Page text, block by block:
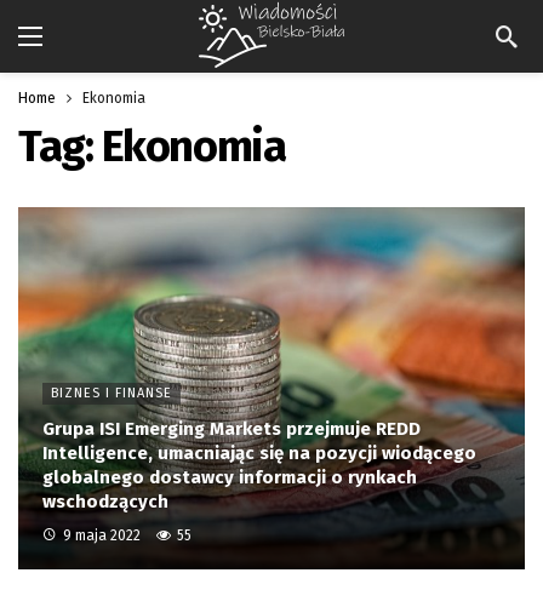
Home Ekonomia
Tag: Ekonomia
BIZNES I FINANSE
Grupa ISI Emerging Markets przejmuje REDD
Intelligence, umacniając się na pozycji wiodącego
globalnego dostawcy informacji o rynkach
wschodzących
9 maja 2022 55